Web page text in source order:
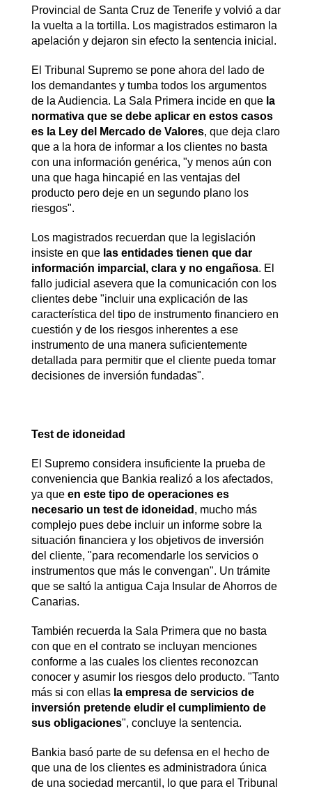
Provincial de Santa Cruz de Tenerife y volvió a dar
la vuelta a la tortilla. Los magistrados estimaron la
apelación y dejaron sin efecto la sentencia inicial.
El Tribunal Supremo se pone ahora del lado de
los demandantes y tumba todos los argumentos
de la Audiencia. La Sala Primera incide en quela
normativa que se debe aplicar en estos casos
es la Ley del Mercado de Valores, que deja claro
que a la hora de informar a los clientes no basta
con una información genérica, "y menos aún con
una que haga hincapié en las ventajas del
producto pero deje en un segundo plano los
riesgos".
Los magistrados recuerdan que la legislación
insiste en que las entidades tienen que dar
información imparcial, clara y no engañosa. El
fallo judicial asevera que la comunicación con los
clientes debe "incluir una explicación de las
característica del tipo de instrumento financiero en
cuestión y de los riesgos inherentes a ese
instrumento de una manera suficientemente
detallada para permitir que el cliente pueda tomar
decisiones de inversión fundadas".
Test de idoneidad
El Supremo considera insuficiente la prueba de
conveniencia que Bankia realizó a los afectados,
ya que en este tipo de operaciones es
necesario un test de idoneidad , mucho más
complejo pues debe incluir un informe sobre la
situación financiera y los objetivos de inversión
del cliente, "para recomendarle los servicios o
instrumentos que más le convengan". Un trámite
que se saltó la antigua Caja Insular de Ahorros de
Canarias.
También recuerda la Sala Primera que no basta
con que en el contrato se incluyan menciones
conforme a las cuales los clientes reconozcan
conocer y asumir los riesgos delo producto. "Tanto
más si con ellasla empresa de servicios de
inversión pretende eludir el cumplimiento de
sus obligaciones", concluye la sentencia.
Bankia basó parte de su defensa en el hecho de
que una de los clientes es administradora única
de una sociedad mercantil, lo que para el Tribunal